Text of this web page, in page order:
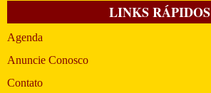
LINKS RÁPIDOS
Agenda
Anuncie Conosco
Contato